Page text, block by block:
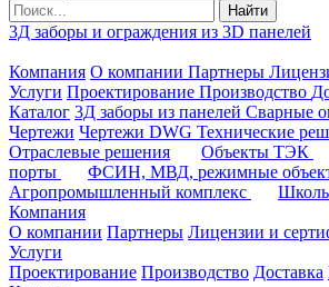
Найти
3Д заборы и ограждения из 3D панелей
Компания О компании Партнеры
Услуги Проектирование Производство
Каталог 3Д заборы из панелей Сварные
Чертежи Чертежи DWG Технические
Отраслевые решения
Объекты ТЭК
порты
ФСИН, МВД, режимные
Агропромышленный комплекс
Компания
О компании Партнеры Лицензии и
Услуги
Проектирование Производство Доставка